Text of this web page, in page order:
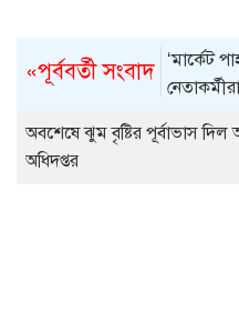
«পূর্ববর্তী সংবাদ ‘মার্কেট
অবশেষে ঝুম বৃষ্টির পূর্বাভাস
অধিদপ্তর